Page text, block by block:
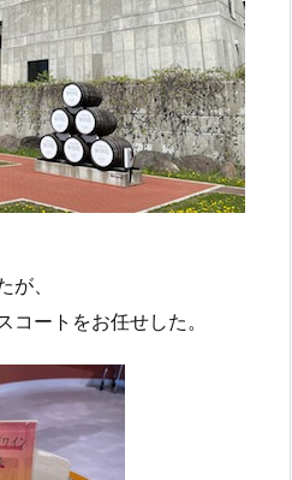
、
ートをお任せした。